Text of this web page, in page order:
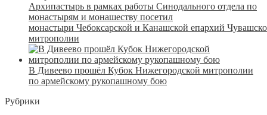
Архипастырь в рамках работы Синодального отдела по
монастырям и монашеству посетил
монастыри Чебоксарской и Канашской епархий
митрополии
В Дивеево прошёл Кубок Нижегородской митрополии
по армейскому рукопашному бою
Рубрики